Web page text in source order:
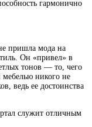
гармонично
пришла мода на
Он «привел» в
тонов — то, чего
мебелью никого не
ведь ее достоинства
служит отличным